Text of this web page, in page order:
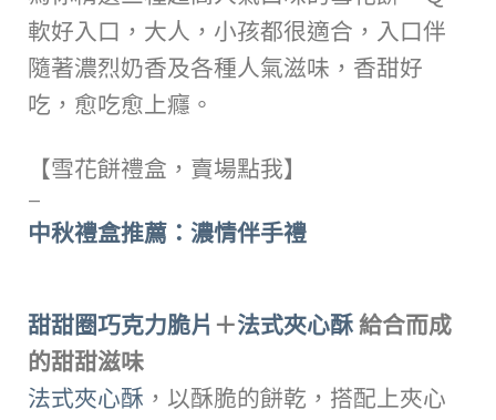
軟好入口，大人，小孩都很適合，入口伴
隨著濃烈奶香及各種人氣滋味，香甜好
吃，愈吃愈上癮。
【雪花餅禮盒，賣場點我】
—
中秋禮盒推薦：濃情伴手禮
甜甜圈巧克力脆片 ＋法式夾心酥 給合而成
的甜甜滋味
法式夾心酥 ，以酥脆的餅乾，搭配上夾心